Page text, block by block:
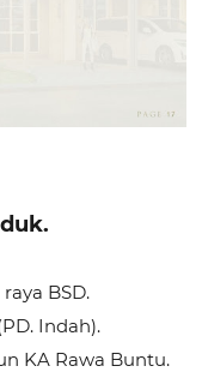
BSD.
Indah).
KA Rawa Buntu.